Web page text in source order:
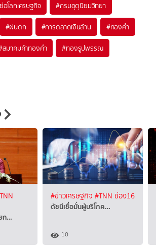
อโลกเศรษฐกิจ #กรมอุตุนิยมวิทยา
#ฝนตก #การตลาดเงินล้าน #ทองคำ
สมาคมค้าทองคำ #ทองรูปพรรณ
ก…
#ข่าวเศรษฐกิจ #TNN ช่อง16
ดัชนีเชื่อมั่นผู้บริโภค…
10